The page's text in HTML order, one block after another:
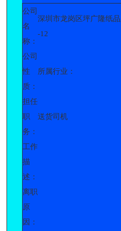
公司
名
称：
深圳市龙岗区坪广隆纸
-12
公司
性
质：
所属行业：
担任
职
务：
送货司机
工作
描
述：
离职
原
因：